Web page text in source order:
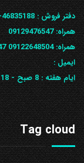
دفتر فروش :46835188-021
همراه:09129476547
همراه: 09122648504
ایمیل :
ایام هفته :8 صبح - 18 عصر
Tag cloud